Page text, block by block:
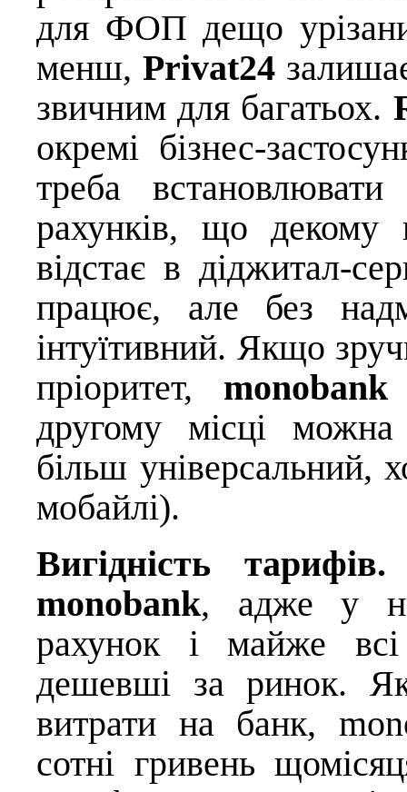
для ФОП дещо
менш,Privat24
звичним для багатьох.
окремі бізнес-
треба
рахунків, що декому
відстає в діджитал-
працює, але без
інтуїтивний. Якщо
пріоритет,
другому місці
більш універсальний,
мобайлі).
Вигідність тарифів.
monobank, адже у
рахунок і майже всі
дешевші за ринок.
витрати на банк,
сотні гривень